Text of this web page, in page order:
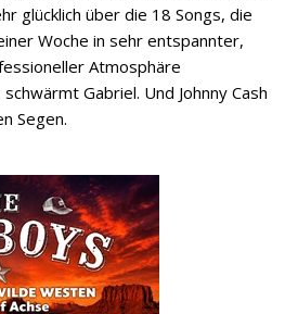
glücklich über die 18 Songs, die
Woche in sehr entspannter,
Atmosphäre
Gabriel. Und Johnny Cash
Segen.